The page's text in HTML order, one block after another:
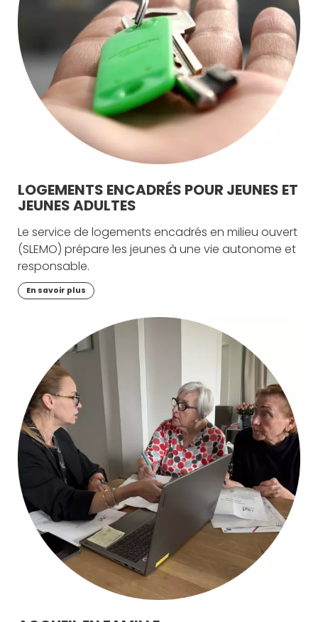
LOGEMENTS ENCADRÉS POUR JEUNES ET
JEUNES ADULTES
Le service de logements encadrés en milieu ouvert
(SLEMO) prépare les jeunes à une vie autonome et
responsable.
En savoir plus